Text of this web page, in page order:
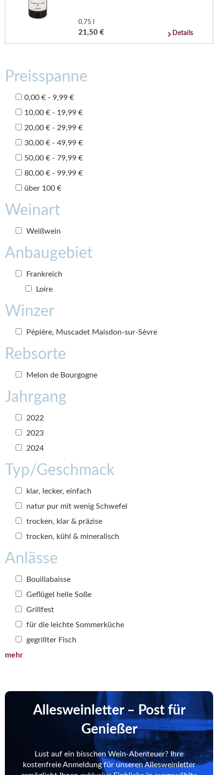
0,75 l
21,50 € Details
Preisspanne
0,00 € - 9,99 €
10,00 € - 19,99 €
20,00 € - 29,99 €
30,00 € - 49,99 €
50,00 € - 79,99 €
80,00 € - 99,99 €
über 100 €
Weinart
Weißwein
Anbaugebiet
Frankreich
Loire
Winzer
Pépière, Muscadet Maisdon-sur-Sèvre
Rebsorte
Melon de Bourgogne
Jahrgang
2022
2023
2024
Typ/Geschmack
klar, lecker, einfach
natur pur mit wenig Schwefel
trocken, klar & präzise
trocken, kühl & mineralisch
Anlässe
Bouillabaisse
Geflügel helle Soße
Grillfest
für die leichte Sommerküche
gegrillter Fisch
mehr
Allesweinletter – Post für
Genießer
Lust auf ein bisschen Wein-Abenteuer? Ihre
kostenfreie Anmeldung für unseren Allesweinletter